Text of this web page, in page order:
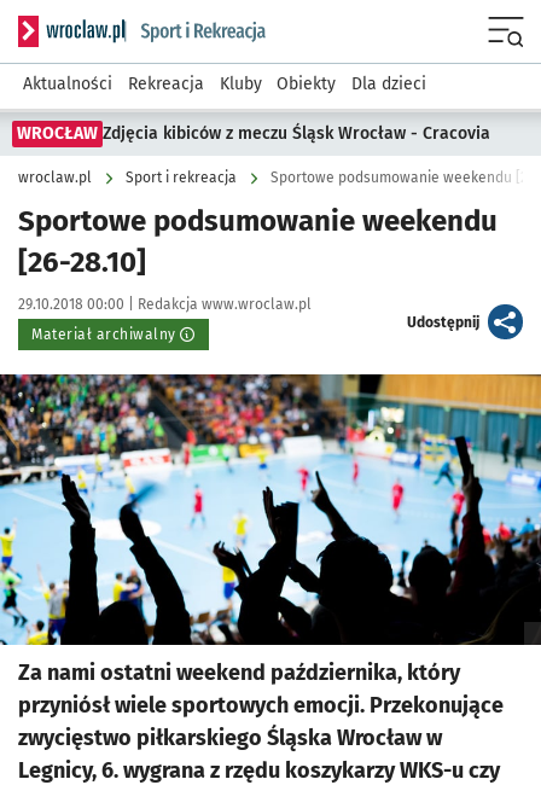
Serwis informacyjny wroclaw.pl podserwis: Sport i rekreacja
Aktualności Rekreacja Kluby Obiekty Dla dzieci
WROCŁAW Zdjęcia kibiców z meczu Śląsk Wrocław - Cracovia
wroclaw.pl Sport i rekreacja Sportowe podsumowanie weekendu [26-
Sportowe podsumowanie weekendu
[26-28.10]
Data publikacji:
29.10.2018 00:00 | Autor:
Redakcja www.wroclaw.pl
Materiał archiwalny
Udostępnijartykuł
Kliknij, aby powiększyć
Za nami ostatni weekend października, który
przyniósł wiele sportowych emocji. Przekonujące
zwycięstwo piłkarskiego Śląska Wrocław w
Legnicy, 6. wygrana z rzędu koszykarzy WKS-u czy